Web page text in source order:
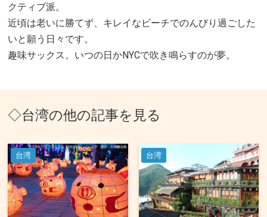
クティブ派。
近頃は老いに勝てず、キレイなビーチでのんびり過ごした
いと願う日々です。
趣味サックス。いつの日かNYCで吹き鳴らすのが夢。
◇台湾の他の記事を見る
台湾 台湾